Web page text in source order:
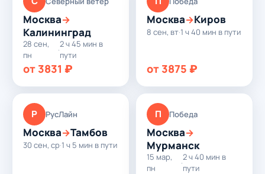
Москва→
Калининград
28 сен,
пн
·
2 ч 45 мин в
пути
от 3831 ₽
Москва→Киров
8 сен, вт·1 ч 40 мин в пути
от 3875 ₽
Р РусЛайн
Москва→Тамбов
30 сен, ср·1 ч 5 мин в пути
П Победа
Москва→
Мурманск
15 мар,
пн
·
2 ч 40 мин в
пути